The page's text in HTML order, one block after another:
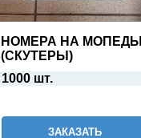
НОМЕРА НА МОПЕДЫ
(СКУТЕРЫ)
1000 шт.
ЗАКАЗАТЬ